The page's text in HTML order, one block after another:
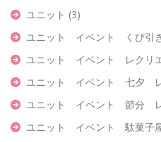
ユニット (3)
ユニット イベント くび引
ユニット イベント レクリ
ユニット イベント 七夕 レ
ユニット イベント 節分 レ
ユニット イベント 駄菓子